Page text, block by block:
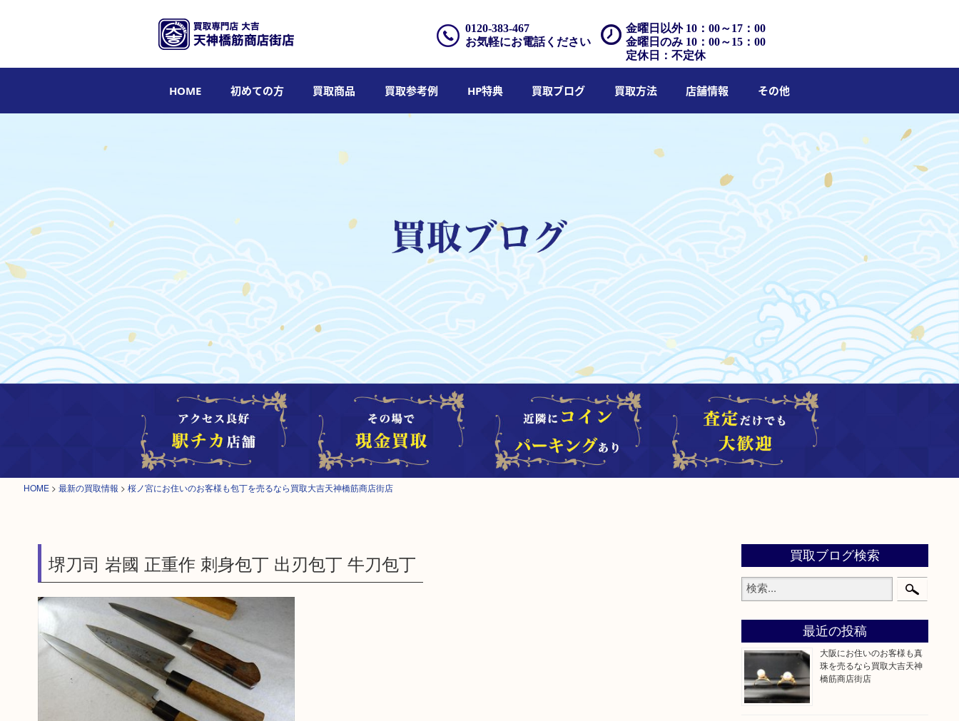
金曜日以外 10：00～17：00
金曜日のみ 10：00～15：00
定休日：不定休
0120-383-467
お気軽にお電話ください
HOME 初めての方 買取商品 買取参考例 HP特典 買取ブログ 買取方法 店舗情報 その他
HOME > 最新の買取情報 > 桜ノ宮にお住いのお客様も包丁を売るなら買取大吉天神橋筋商店街店
堺刀司 岩國 正重作 刺身包丁 出刃包丁 牛刀包丁 買取ブログ検索
最近の投稿
大阪にお住いのお客様も真
珠を売るなら買取大吉天神
橋筋商店街店